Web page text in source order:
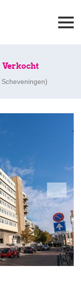
Verkocht
)